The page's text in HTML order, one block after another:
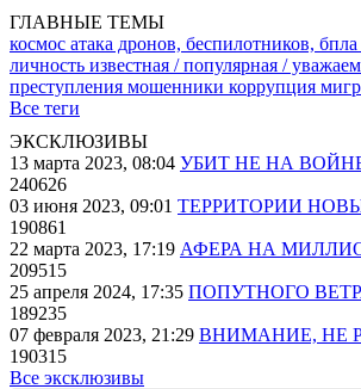
ГЛАВНЫЕ ТЕМЫ
космос атака дронов, беспилотников, бпла
личность известная / популярная /
преступления мошенники коррупция
Все теги
ЭКСКЛЮЗИВЫ
13 марта 2023, 08:04 УБИТ НЕ НА
240626
03 июня 2023, 09:01 ТЕРРИТОРИИ
190861
22 марта 2023, 17:19 АФЕРА НА
209515
25 апреля 2024, 17:35 ПОПУТНОГО
189235
07 февраля 2023, 21:29 ВНИМАНИЕ, НЕ
190315
Все эксклюзивы